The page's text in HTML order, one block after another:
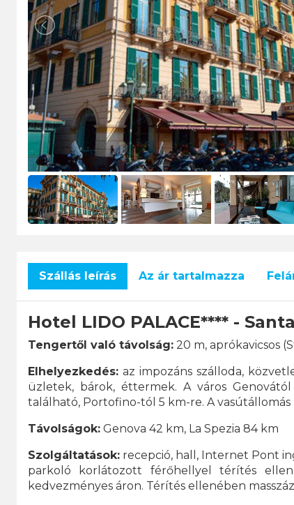
Szállás leírás Az ár tartalmazza
Hotel LIDO PALACE**** -
Tengertől való távolság: 20 m, aprókavicsos
Elhelyezkedés: az impozáns szálloda,
üzletek, bárok, éttermek. A város
található, Portofino-tól 5 km-re. A
Távolságok: Genova 42 km, La Spezia 84 km
Szolgáltatások: recepció, hall, Internet Pont
parkoló korlátozott férőhellyel térítés
kedvezményes áron. Térítés ellenében